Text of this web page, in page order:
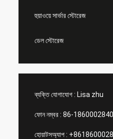
হুয়াওয়ে সার্ভার স্টোরেজ
ডেল স্টোরেজ
ব্যক্তি যোগাযোগ : Lisa zhu
ফোন নম্বর : 86-
হোয়াটসঅ্যাপ :